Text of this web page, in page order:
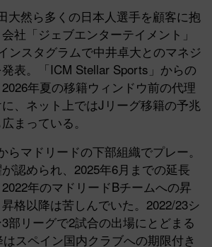
大然ら多くの日本人選手を顧客に抱
社「ジェブエンターテイメント」
ンスタグラムで中井卓大とのマネジ
表。「ICM Stellar Sports」からの
年夏の移籍ウィンドウ前の代理
、ネット上ではJリーグ移籍の予兆
まっている。
マドリードの下部組織でプレー。
認められ、2025年6月までの延長
年のマドリードBチームへの昇
格以降は苦しんでいた。2022/23シ
部リーグで2試合の出場にとどまる
スペイン国内クラブへの期限付き